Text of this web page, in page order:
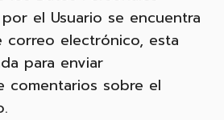
el Usuario se encuentra
correo electrónico, esta
para enviar
comentarios sobre el